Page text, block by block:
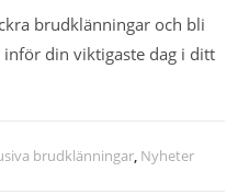
brudklänningar och bli
din viktigaste dag i ditt
brudklänningar, Nyheter